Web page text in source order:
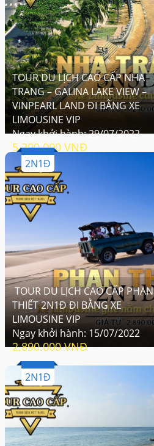
TOUR DU LỊCH CAO CẤP NHA
TRANG – GALINA LAKE VIEW –
VINPEARL LAND ĐI BẰNG XE
LIMOUSINE VIP
Ngay khởi hành:29/07/2022
5.290.000 VNĐ
2N1Đ
TOUR DU LỊCH CAO CẤP PHAN
THIẾT 2N1Đ ĐI BẰNG XE
LIMOUSINE VIP
Ngay khởi hành: 15/07/2022
2.890.000 VNĐ
2N1Đ